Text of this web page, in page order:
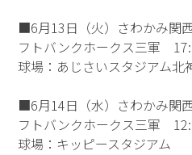
■6月13日（火）さわかみ関
フトバンクホークス三軍
球場：あじさいスタジアム北
■6月14日（水）さわかみ関
フトバンクホークス三軍
球場：キッピースタジアム